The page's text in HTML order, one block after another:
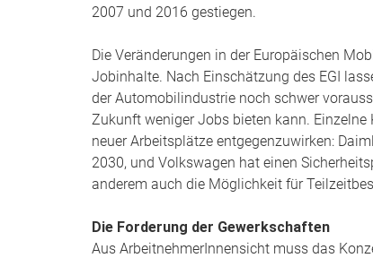
2007 und 2016 gestiegen.
Die Veränderungen in der Europäischen
Jobinhalte. Nach Einschätzung des EGI
der Automobilindustrie noch schwer
Zukunft weniger Jobs bieten kann.
neuer Arbeitsplätze entgegenzuwirken:
2030, und Volkswagen hat einen
anderem auch die Möglichkeit für
Die Forderung der Gewerkschaften
Aus ArbeitnehmerInnensicht muss das